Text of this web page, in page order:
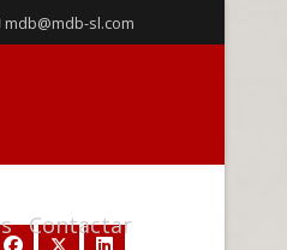
mdb@mdb-sl.com
Contactar